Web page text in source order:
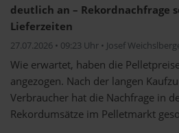
deutlich an – Rekordnachfrage
Lieferzeiten
27.07.2026 • 09:23 Uhr • Josef
Wie erwartet, haben die
angezogen. Nach der langen
Verbraucher hat die Nachfrage in
Rekordumsätze im Pelletmarkt